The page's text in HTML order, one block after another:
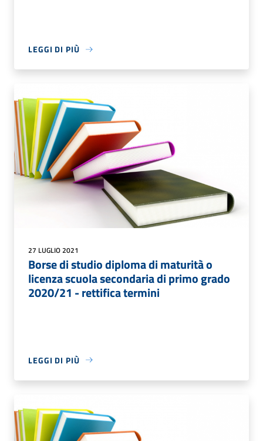
LEGGI DI PIÙ
27 LUGLIO 2021
Borse di studio diploma di maturità o
licenza scuola secondaria di primo grado
2020/21 - rettifica termini
LEGGI DI PIÙ